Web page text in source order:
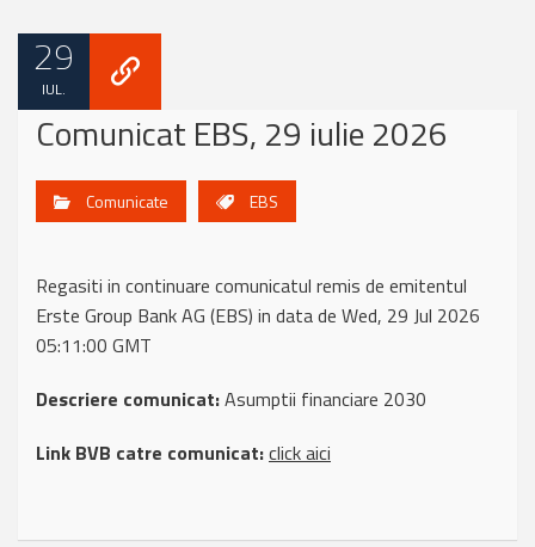
29
IUL.
Comunicat EBS, 29 iulie 2026
Comunicate EBS
Regasiti in continuare comunicatul remis de emitentul
Erste Group Bank AG (EBS) in data de Wed, 29 Jul 2026
05:11:00 GMT
Descriere comunicat:Asumptii financiare 2030
Link BVB catre comunicat:click aici